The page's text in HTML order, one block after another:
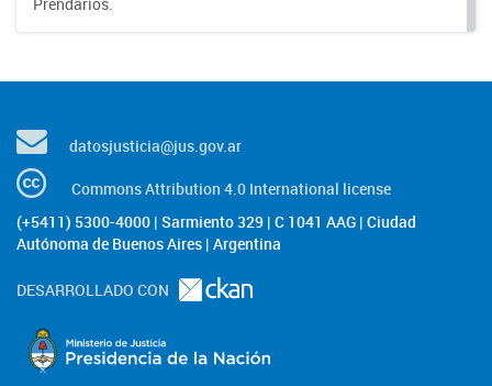
Prendarios.
datosjusticia@jus.gov.ar
Commons Attribution 4.0 International license
(+5411) 5300-4000 | Sarmiento 329 | C 1041 AAG | Ciudad
Autónoma de Buenos Aires | Argentina
DESARROLLADO CON